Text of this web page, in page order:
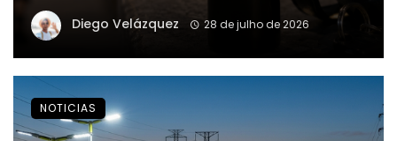
Diego Velázquez 28 de julho de 2026
NOTICIAS